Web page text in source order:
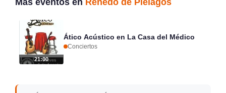
21:00
Ático Acústico en La Casa del Médico
Conciertos